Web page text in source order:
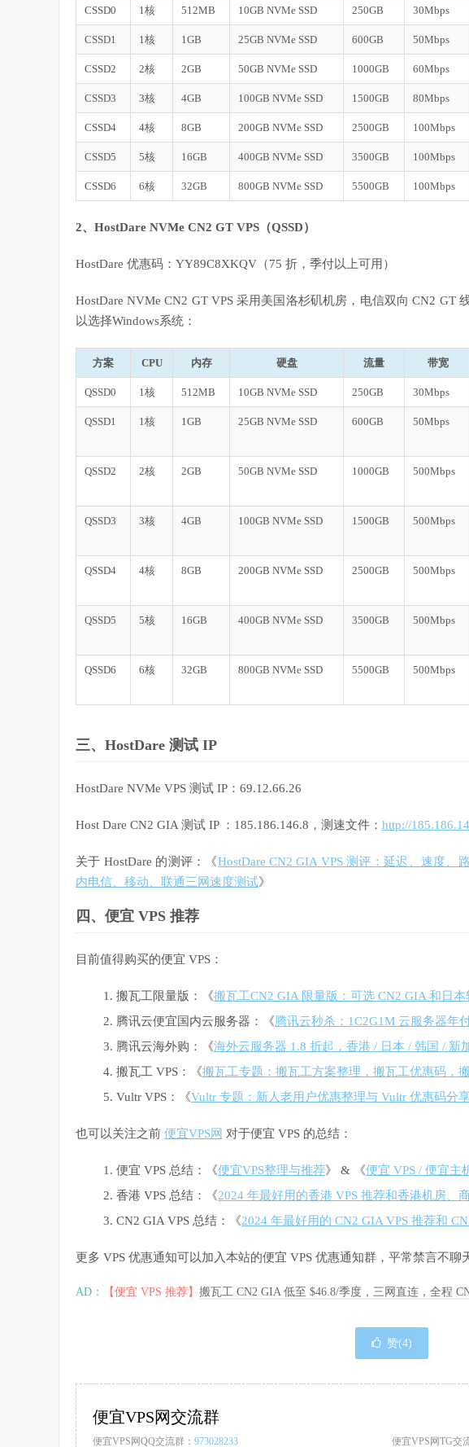
CSSD0 1核 512MB 10GB NVMe SSD 250GB 30Mbps
CSSD1 1核 1GB 25GB NVMe SSD 600GB 50Mbps
CSSD2 2核 2GB 50GB NVMe SSD 1000GB 60Mbps
CSSD3 3核 4GB 100GB NVMe SSD 1500GB 80Mbps
CSSD4 4核 8GB 200GB NVMe SSD 2500GB 100Mbps
CSSD5 5核 16GB 400GB NVMe SSD 3500GB 100Mbps
CSSD6 6核 32GB 800GB NVMe SSD 5500GB 100Mbps
2、HostDare NVMe CN2 GT VPS（QSSD）
HostDare 优惠码：YY89C8XKQV（75 折，季付以上可用）
HostDare NVMe CN2 GT VPS 采用美国洛杉矶机房，电信双向 CN2 GT
以选择Windows系统：
方案 CPU 内存 硬盘 流量 带宽
QSSD0 1核 512MB 10GB NVMe SSD 250GB 30Mbps
QSSD1 1核 1GB 25GB NVMe SSD 600GB 50Mbps
QSSD2 2核 2GB 50GB NVMe SSD 1000GB 500Mbps
QSSD3 3核 4GB 100GB NVMe SSD 1500GB 500Mbps
QSSD4 4核 8GB 200GB NVMe SSD 2500GB 500Mbps
QSSD5 5核 16GB 400GB NVMe SSD 3500GB 500Mbps
QSSD6 6核 32GB 800GB NVMe SSD 5500GB 500Mbps
三、HostDare 测试 IP
HostDare NVMe VPS 测试 IP：69.12.66.26
Host Dare CN2 GIA 测试 IP ：185.186.146.8，测速文件： http://
关于 HostDare 的测评：《HostDare CN2 GIA VPS 测评：延迟、速度、
内电信、移动、联通三网速度测试》
四、便宜 VPS 推荐
目前值得购买的便宜 VPS：
搬瓦工限量版：《搬瓦工CN2 GIA 限量版：可选 CN2 GIA 和日
腾讯云便宜国内云服务器：《腾讯云秒杀：1C2G1M 云服务器年
腾讯云海外购：《海外云服务器 1.8 折起，香港 / 日本 / 韩国 / 新
搬瓦工 VPS：《搬瓦工专题：搬瓦工方案整理，搬瓦工优惠码，
Vultr VPS：《Vultr 专题：新人老用户优惠整理与 Vultr 优惠码分
也可以关注之前 便宜VPS网 对于便宜 VPS 的总结：
便宜 VPS 总结：《便宜VPS整理与推荐》 & 《便宜 VPS / 便宜主
香港 VPS 总结：《2024 年最好用的香港 VPS 推荐和香港机房、
CN2 GIA VPS 总结：《2024 年最好用的 CN2 GIA VPS 推荐和
更多 VPS 优惠通知可以加入本站的便宜 VPS 优惠通知群，平常禁言不聊
AD： 【便宜 VPS 推荐】 搬瓦工 CN2 GIA 低至 $46.8/季度，三网直连，全程
赞(4)
便宜VPS网交流群
便宜VPS网QQ交流群： 973028233 便宜VPS网TG交